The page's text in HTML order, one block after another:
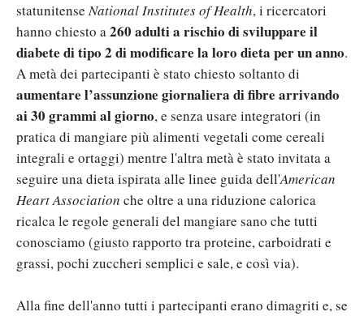
statunitense National Institutes of Health, i ricercatori
hanno chiesto a260 adulti a rischio di sviluppare il
diabete di tipo 2 di modificare la loro dieta per un anno.
A metà dei partecipanti è stato chiesto soltanto di
aumentare l’assunzione giornaliera di fibre arrivando
ai 30 grammi al giorno, e senza usare integratori (in
pratica di mangiare più alimenti vegetali come cereali
integrali e ortaggi) mentre l'altra metà è stato invitata a
seguire una dieta ispirata alle linee guida dell'American
Heart Association che oltre a una riduzione calorica
ricalca le regole generali del mangiare sano che tutti
conosciamo (giusto rapporto tra proteine, carboidrati e
grassi, pochi zuccheri semplici e sale, e così via).
Alla fine dell'anno tutti i partecipanti erano dimagriti e, se